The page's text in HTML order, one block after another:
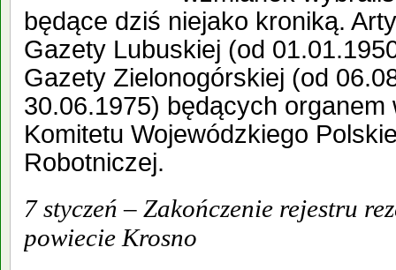
będące dziś niejako kroniką.
Gazety Lubuskiej (od
Gazety Zielonogórskiej (od
30.06.1975) będących organem
Komitetu Wojewódzkiego
Robotniczej.
7 styczeń – Zakończenie rejestru
powiecie Krosno